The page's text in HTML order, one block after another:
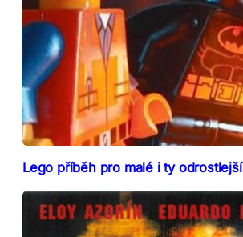
Lego příběh pro malé i ty odrostlejší